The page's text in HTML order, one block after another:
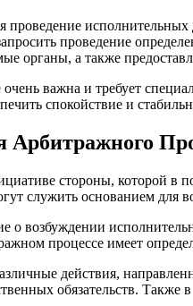
проведение
проведение
органы, а также
важна и требует
спокойствие и
Арбитражного
стороны, которой в
служить основанием для
возбуждении
процессе имеет
действия,
обязательств.